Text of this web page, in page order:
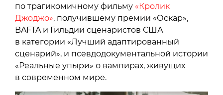
по трагикомичному фильму «Кролик
Джоджо», получившему премии «Оскар»,
BAFTA и Гильдии сценаристов США
в категории «Лучший адаптированный
сценарий», и псевдодокументальной истории
«Реальные упыри» о вампирах, живущих
в современном мире.